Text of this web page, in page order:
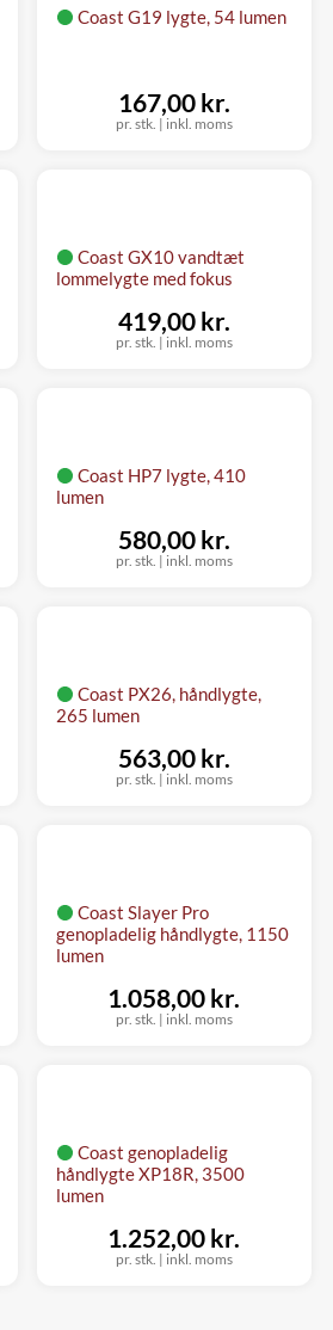
Coast G19 lygte, 54 lumen
pr. stk. | inkl. moms
167,00 kr.
Coast GX10 vandtæt
lommelygte med fokus
pr. stk. | inkl. moms
419,00 kr.
Coast HP7 lygte, 410
lumen
pr. stk. | inkl. moms
580,00 kr.
Coast PX26, håndlygte,
265 lumen
pr. stk. | inkl. moms
563,00 kr.
Coast Slayer Pro
genopladelig håndlygte, 1150
lumen
pr. stk. | inkl. moms
1.058,00 kr.
Coast genopladelig
håndlygte XP18R, 3500
lumen
pr. stk. | inkl. moms
1.252,00 kr.